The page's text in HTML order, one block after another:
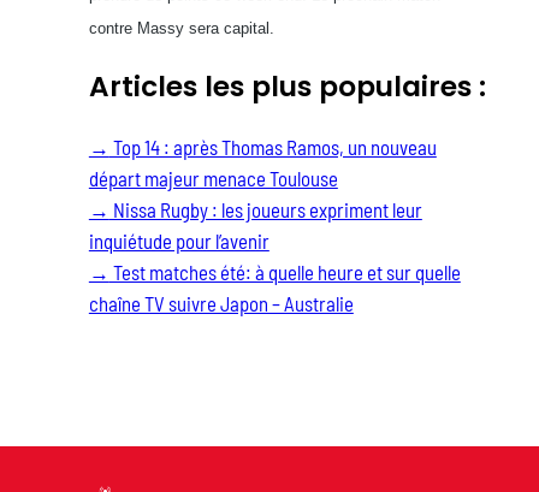
contre Massy sera capital.
Articles les plus populaires :
→ Top 14 : après Thomas Ramos, un nouveau
départ majeur menace Toulouse
→ Nissa Rugby : les joueurs expriment leur
inquiétude pour l’avenir
→ Test matches été: à quelle heure et sur quelle
chaîne TV suivre Japon – Australie